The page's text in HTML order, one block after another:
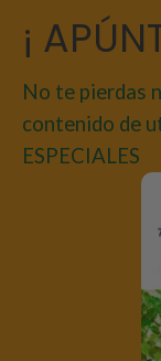
¡
No te pierdas
contenido de
ESPECIALES